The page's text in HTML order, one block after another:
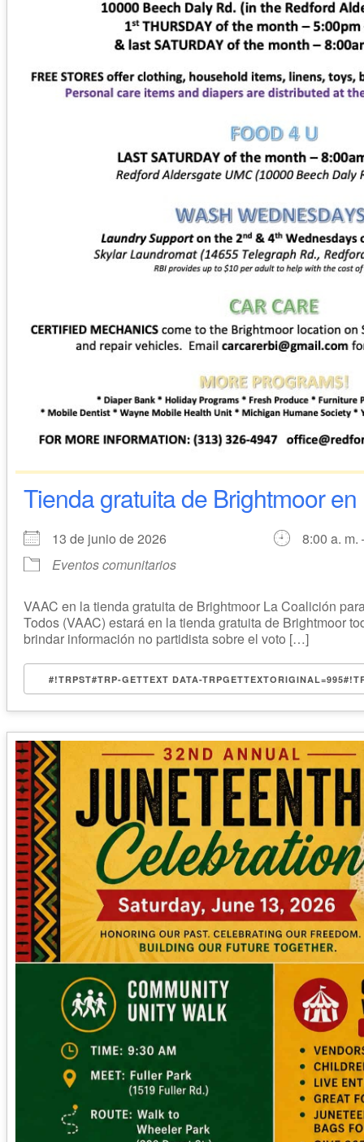
Tienda gratuita de Brightmoor en
13 de junio de 2026
8:00 a. m.
Eventos comunitarios
VAAC en la tienda gratuita de Brightmoor La Coalición
Todos (VAAC) estará en la tienda gratuita de Brightmoor
brindar información no partidista sobre el voto […]
#!TRPST#TRP-GETTEXT DATA-